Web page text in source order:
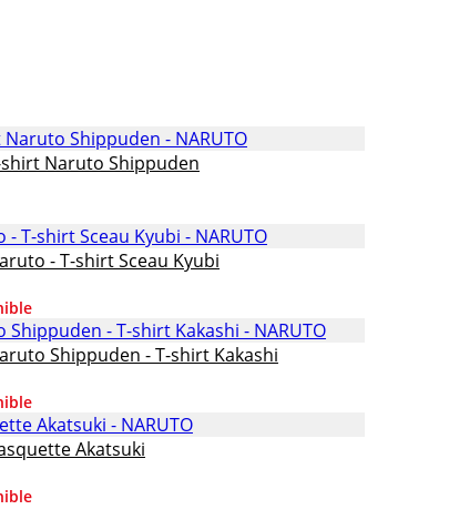
Naruto Shippuden
- T-shirt Sceau Kyubi
Shippuden - T-shirt Kakashi
Akatsuki